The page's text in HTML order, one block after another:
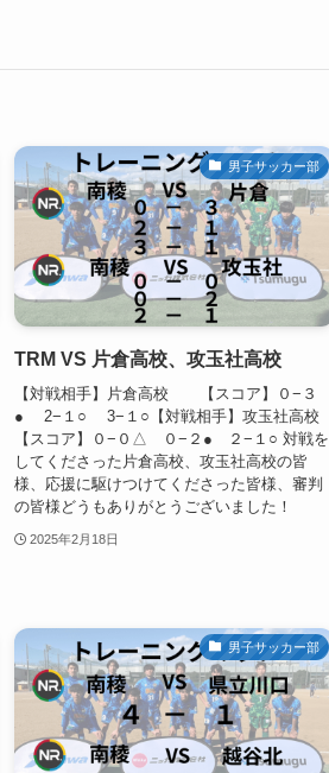
男子サッカー部
TRM VS 片倉高校、攻玉社高校
【対戦相手】片倉高校 【スコア】０−３
● 2−１○ 3−１○【対戦相手】攻玉社高校
【スコア】０−０△ ０−２● ２−１○ 対戦を
してくださった片倉高校、攻玉社高校の皆
様、応援に駆けつけてくださった皆様、審判
の皆様どうもありがとうございました！
2025年2月18日
男子サッカー部